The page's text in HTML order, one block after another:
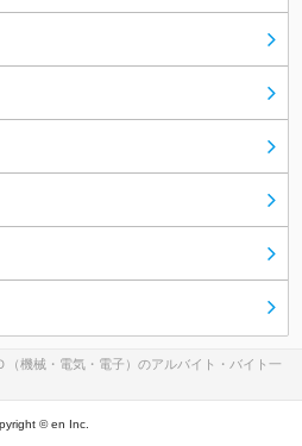
（機械・電気・電子）のアルバイト・バイト一
© en Inc.